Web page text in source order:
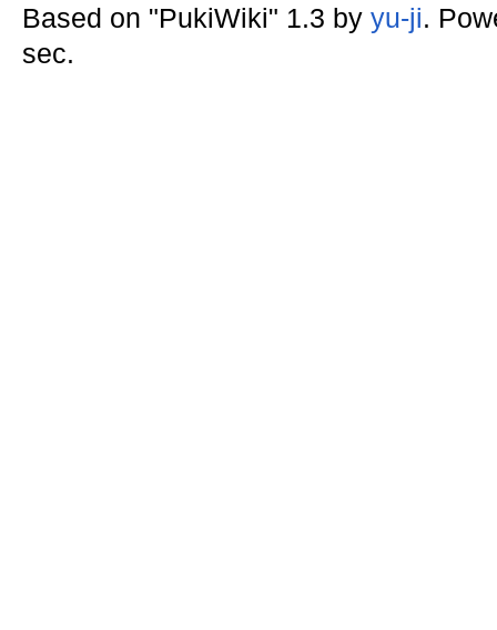
Based on "PukiWiki" 1.3 by yu-ji.
sec.